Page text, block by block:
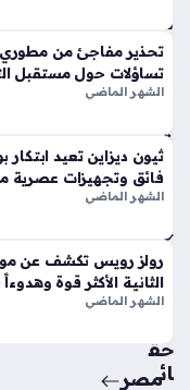
س
وا
ق
الح
ة
منذ
أسب
وع
واح
حق
ائ
تحذير مفاجئ من مطوري
تساؤلات حول مستقبل
الشهر الماضي
فائق وتجهيزات عصرية
الشهر الماضي
رولز رويس تكشف عن
الثانية الأكثر قوة
الشهر الماضي
مصر